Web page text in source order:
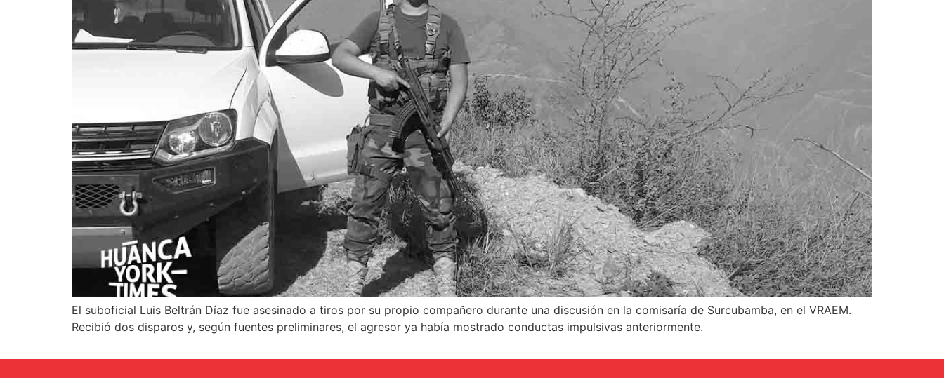
El suboficial Luis Beltrán Díaz fue asesinado a tiros por su propio compañero durante una discusión en la comisaría de Surcubamba, en el VRAEM.
Recibió dos disparos y, según fuentes preliminares, el agresor ya había mostrado conductas impulsivas anteriormente.